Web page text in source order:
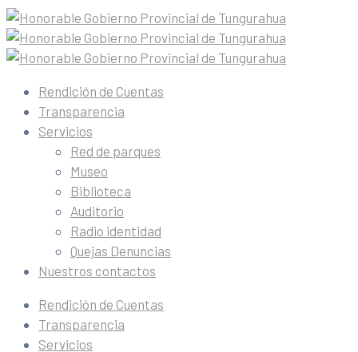
Rendición de Cuentas
Transparencia
Servicios
Red de parques
Museo
Biblioteca
Auditorio
Radio identidad
Quejas Denuncias
Nuestros contactos
Rendición de Cuentas
Transparencia
Servicios